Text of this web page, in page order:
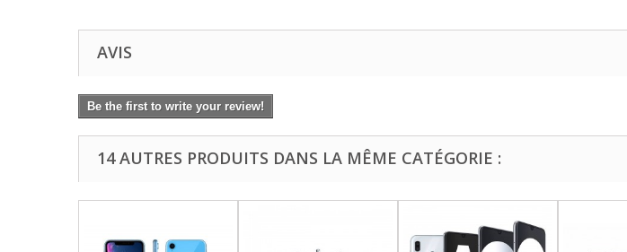
AVIS
Be the first to write your review!
14 AUTRES PRODUITS DANS LA MÊME CATÉGORIE :